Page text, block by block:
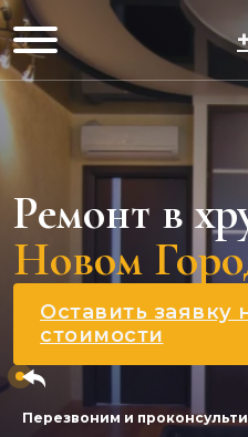
Ремонт в
Новом
Оставить заявку
стоимости
Перезвоним и